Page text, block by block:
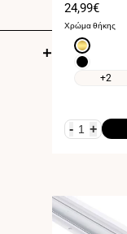
Τιμή
πώλησης
24,99€
Χρώμα θήκης
Χρυσό
Μαύρο
+2
- +